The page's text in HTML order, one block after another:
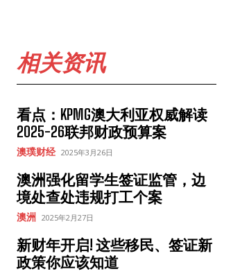
相关资讯
看点：KPMG澳大利亚权威解读
2025-26联邦财政预算案
澳璞财经 2025年3月26日
澳洲强化留学生签证监管，边
境处查处违规打工个案
澳洲 2025年2月27日
新财年开启! 这些移民、签证新
政策你应该知道